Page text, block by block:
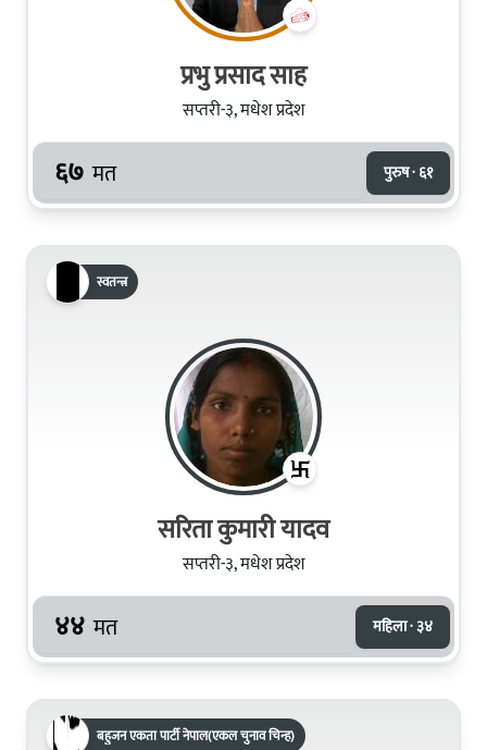
प्रभु प्रसाद साह
सप्तरी-३, मधेश प्रदेश
६७ मत पुरुष · ६१
स्वतन्त्र
सरिता कुमारी यादव
सप्तरी-३, मधेश प्रदेश
४४ मत महिला · ३४
बहुजन एकता पार्टी नेपाल(एकल चुनाव चिन्ह)